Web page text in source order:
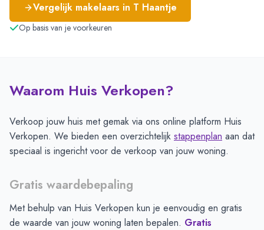
Vergelijk makelaars in T Haantje
Op basis van je voorkeuren
Waarom Huis Verkopen?
Verkoop jouw huis met gemak via ons online platform Huis
Verkopen. We bieden een overzichtelijk stappenplan aan dat
speciaal is ingericht voor de verkoop van jouw woning.
Gratis waardebepaling
Met behulp van Huis Verkopen kun je eenvoudig en gratis
de waarde van jouw woning laten bepalen. Gratis